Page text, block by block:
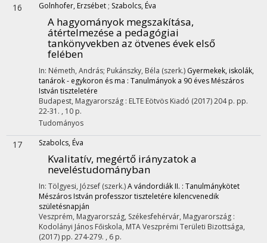
16 Golnhofer, Erzsébet ; Szabolcs, Éva
A hagyományok megszakítása,
átértelmezése a pedagógiai
tankönyvekben az ötvenes évek első
felében
In: Németh, András; Pukánszky, Béla (szerk.) Gyermekek, iskolák,
tanárok - egykoron és ma : Tanulmányok a 90 éves Mészáros
István tiszteletére
Budapest, Magyarország : ELTE Eötvös Kiadó (2017)204 p. pp.
22-31. , 10 p.
Tudományos
17 Szabolcs, Éva
Kvalitatív, megértő irányzatok a
neveléstudományban
In: Tölgyesi, József (szerk.)A vándordiák II. : Tanulmánykötet
Mészáros István professzor tiszteletére kilencvenedik
születésnapján
Veszprém, Magyarország, Székesfehérvár, Magyarország :
Kodolányi János Főiskola, MTA Veszprémi Területi Bizottsága,
(2017) pp. 274-279. , 6 p.